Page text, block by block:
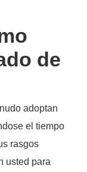
de
adoptan
el tiempo
rasgos
usted para